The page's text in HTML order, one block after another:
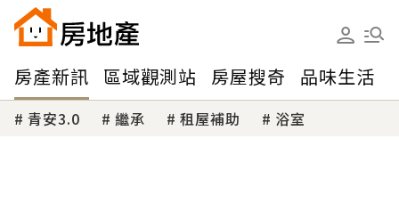
房產新訊 區域觀測站 房屋搜奇 品味生活
青安3.0 繼承 租屋補助 浴室